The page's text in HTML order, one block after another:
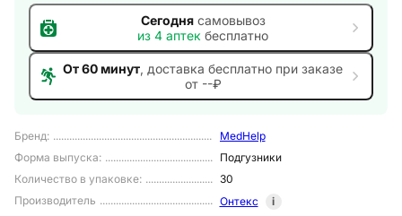
Бренд:
MedHelp
Форма выпуска:
Подгузники
Количество в упаковке:
30
Производитель
Онтекс
i
Сегоднясамовывоз
из 4 аптек бесплатно
От 60 минут, доставка бесплатно при заказе
от --₽